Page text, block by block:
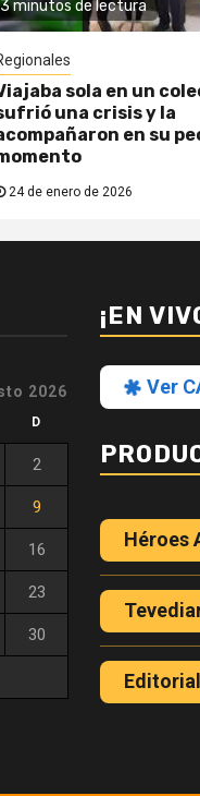
3 minutos de lectura
sola en un
una crisis y la
en su
24 de enero de 2026
2026
D
2
9
16
23
30
¡EN
Ver
Héroes